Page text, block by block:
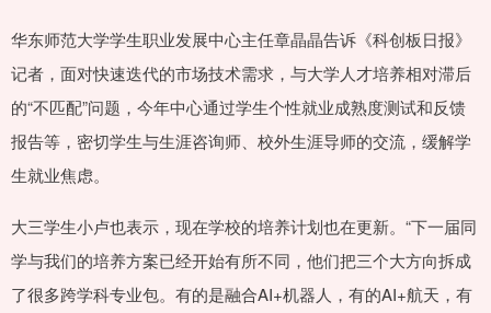
华东师范大学学生职业发展中心主任章晶晶告诉《科创板日报》
记者，面对快速迭代的市场技术需求，与大学人才培养相对滞后
的“不匹配”问题，今年中心通过学生个性就业成熟度测试和反馈
报告等，密切学生与生涯咨询师、校外生涯导师的交流，缓解学
生就业焦虑。
大三学生小卢也表示，现在学校的培养计划也在更新。“下一届同
学与我们的培养方案已经开始有所不同，他们把三个大方向拆成
了很多跨学科专业包。有的是融合AI+机器人，有的AI+航天，有